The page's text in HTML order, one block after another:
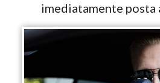
imediatamente posta